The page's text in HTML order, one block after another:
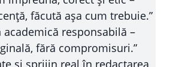
făcută așa cum trebuie.”
academică responsabilă –
fără compromisuri.”
și sprijin real în redactarea